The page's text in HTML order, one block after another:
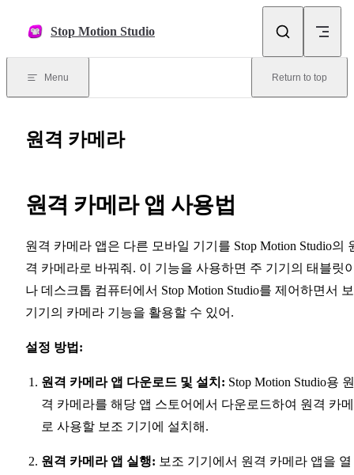
Stop Motion Studio
Menu Return to top
원격 카메라
원격 카메라 앱 사용법
원격 카메라 앱은 다른 모바일 기기를 Stop Motion Studio의
격 카메라로 바꿔줘. 이 기능을 사용하면 주 기기의 태블릿
나 데스크톱 컴퓨터에서 Stop Motion Studio를 제어하면서
기기의 카메라 기능을 활용할 수 있어.
설정 방법:
원격 카메라 앱 다운로드 및 설치: Stop Motion Studio용 원
격 카메라를 해당 앱 스토어에서 다운로드하여 원격 카
로 사용할 보조 기기에 설치해.
원격 카메라 앱 실행: 보조 기기에서 원격 카메라 앱을 열